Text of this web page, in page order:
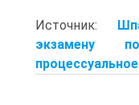
Источник:
экзамену